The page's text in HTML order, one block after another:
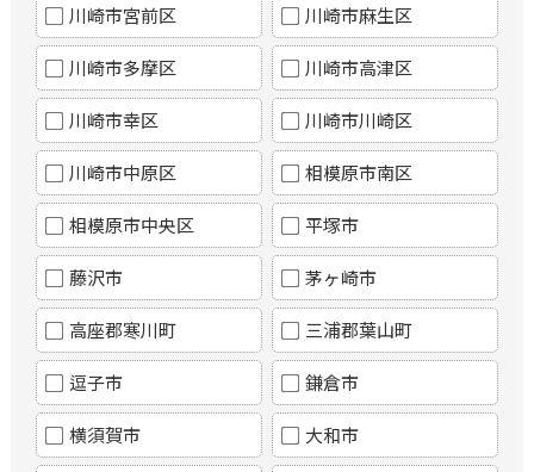
川崎市宮前区 川崎市麻生区
川崎市多摩区 川崎市高津区
川崎市幸区 川崎市川崎区
川崎市中原区 相模原市南区
相模原市中央区 平塚市
藤沢市 茅ヶ崎市
高座郡寒川町 三浦郡葉山町
逗子市 鎌倉市
横須賀市 大和市